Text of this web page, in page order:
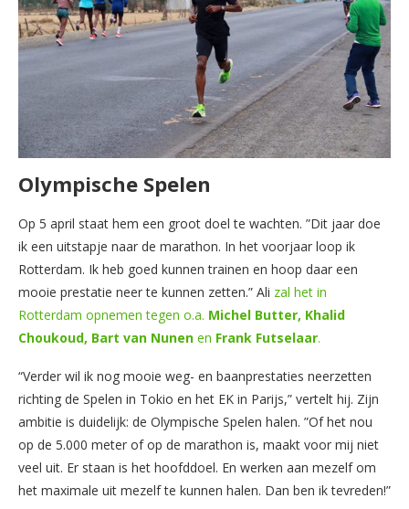
Olympische Spelen
Op 5 april staat hem een groot doel te wachten. ”Dit jaar doe
ik een uitstapje naar de marathon. In het voorjaar loop ik
Rotterdam. Ik heb goed kunnen trainen en hoop daar een
mooie prestatie neer te kunnen zetten.” Ali zal het in
Rotterdam opnemen tegen o.a. Michel Butter, Khalid
Choukoud, Bart van Nunen en Frank Futselaar.
“Verder wil ik nog mooie weg- en baanprestaties neerzetten
richting de Spelen in Tokio en het EK in Parijs,” vertelt hij. Zijn
ambitie is duidelijk: de Olympische Spelen halen. ”Of het nou
op de 5.000 meter of op de marathon is, maakt voor mij niet
veel uit. Er staan is het hoofddoel. En werken aan mezelf om
het maximale uit mezelf te kunnen halen. Dan ben ik tevreden!”